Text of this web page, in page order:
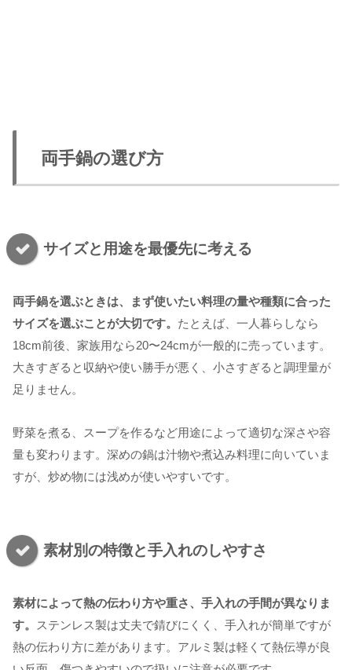
両手鍋の選び方
サイズと用途を最優先に考える
両手鍋を選ぶときは、まず使いたい料理の量や種類に合った
サイズを選ぶことが大切です。 たとえば、一人暮らしなら
18cm前後、家族用なら20〜24cmが一般的に売っています。
大きすぎると収納や使い勝手が悪く、小さすぎると調理量が
足りません。
野菜を煮る、スープを作るなど用途によって適切な深さや容
量も変わります。深めの鍋は汁物や煮込み料理に向いていま
すが、炒め物には浅めが使いやすいです。
素材別の特徴と手入れのしやすさ
素材によって熱の伝わり方や重さ、手入れの手間が異なりま
す。
ステンレス製は丈夫で錆びにくく、手入れが簡単ですが
熱の伝わり方に差があります。アルミ製は軽くて熱伝導が良